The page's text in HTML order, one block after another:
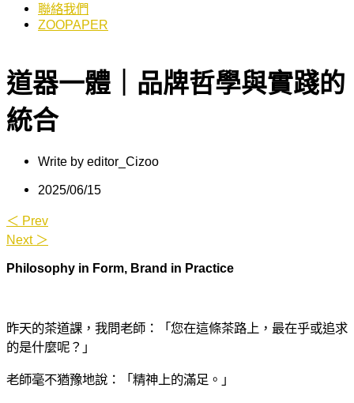
聯絡我們
ZOOPAPER
道器一體｜品牌哲學與實踐的
統合
Write by editor_Cizoo
2025/06/15
＜ Prev
Next ＞
Philosophy in Form, Brand in Practice
昨天的茶道課，我問老師：「您在這條茶路上，最在乎或追求
的是什麼呢？」
老師毫不猶豫地說：「精神上的滿足。」